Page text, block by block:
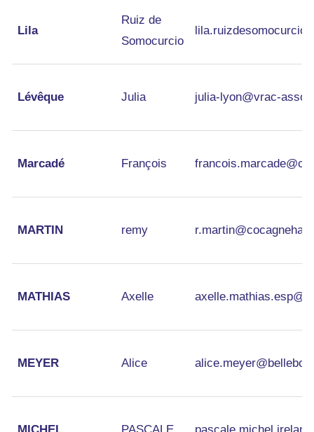
Lila
Ruiz de
Somocurcio
Lévêque Julia julia-lyon@vrac-
Marcadé François
MARTIN remy
MATHIAS Axelle
MEYER Alice